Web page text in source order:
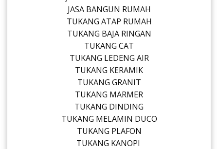
JASA BANGUN RUMAH
TUKANG ATAP RUMAH
TUKANG BAJA RINGAN
TUKANG CAT
TUKANG LEDENG AIR
TUKANG KERAMIK
TUKANG GRANIT
TUKANG MARMER
TUKANG DINDING
TUKANG MELAMIN DUCO
TUKANG PLAFON
TUKANG KANOPI